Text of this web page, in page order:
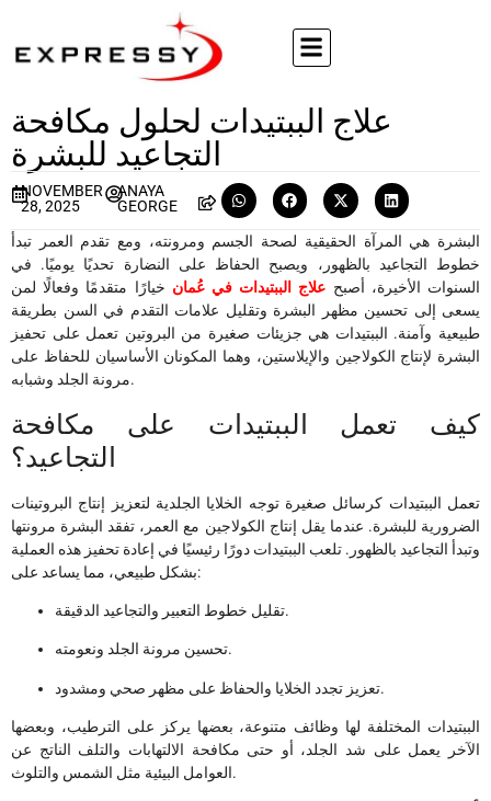
علاج الببتيدات لحلول مكافحة
التجاعيد للبشرة
NOVEMBER
28, 2025
ANAYA
GEORGE
البشرة هي المرآة الحقيقية لصحة الجسم ومرونته، ومع تقدم العمر تبدأ
خطوط التجاعيد بالظهور، ويصبح الحفاظ على النضارة تحديًا يوميًا. في
السنوات الأخيرة، أصبح علاج الببتيدات في عُمان خيارًا متقدمًا وفعالًا لمن
يسعى إلى تحسين مظهر البشرة وتقليل علامات التقدم في السن بطريقة
طبيعية وآمنة. الببتيدات هي جزيئات صغيرة من البروتين تعمل على تحفيز
البشرة لإنتاج الكولاجين والإيلاستين، وهما المكونان الأساسيان للحفاظ على
مرونة الجلد وشبابه.
كيف تعمل الببتيدات على مكافحة
التجاعيد؟
تعمل الببتيدات كرسائل صغيرة توجه الخلايا الجلدية لتعزيز إنتاج البروتينات
الضرورية للبشرة. عندما يقل إنتاج الكولاجين مع العمر، تفقد البشرة مرونتها
وتبدأ التجاعيد بالظهور. تلعب الببتيدات دورًا رئيسيًا في إعادة تحفيز هذه العملية
بشكل طبيعي، مما يساعد على:
تقليل خطوط التعبير والتجاعيد الدقيقة.
تحسين مرونة الجلد ونعومته.
تعزيز تجدد الخلايا والحفاظ على مظهر صحي ومشدود.
الببتيدات المختلفة لها وظائف متنوعة، بعضها يركز على الترطيب، وبعضها
الآخر يعمل على شد الجلد، أو حتى مكافحة الالتهابات والتلف الناتج عن
العوامل البيئية مثل الشمس والتلوث.